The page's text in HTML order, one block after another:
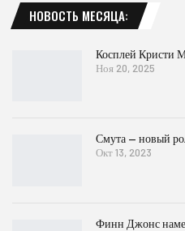
НОВОСТЬ МЕСЯЦА:
Косплей Кристи
Ноя 20, 2025
Смута — новый
Окт 13, 2023
Финн Джонс